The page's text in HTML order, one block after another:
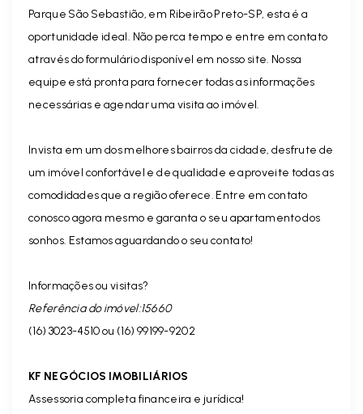
Parque São Sebastião, em Ribeirão Preto-SP, esta é a
oportunidade ideal. Não perca tempo e entre em contato
através do formulário disponível em nosso site. Nossa
equipe está pronta para fornecer todas as informações
necessárias e agendar uma visita ao imóvel.
Invista em um dos melhores bairros da cidade, desfrute de
um imóvel confortável e de qualidade e aproveite todas as
comodidades que a região oferece. Entre em contato
conosco agora mesmo e garanta o seu apartamento dos
sonhos. Estamos aguardando o seu contato!
Informações ou visitas?
Referência do imóvel:15660
(16) 3023-4510 ou (16) 99199-9202
KF NEGÓCIOS IMOBILIÁRIOS
Assessoria completa financeira e jurídica!